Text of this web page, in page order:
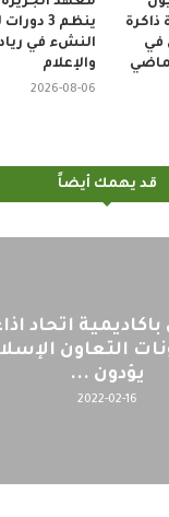
ينظم 3
النشء في
والإعلام
2026-08-06
ذاكرة
في
قد يهمك أيضاً
اتحاد
التعاون
يؤدون ...
2022-02-16